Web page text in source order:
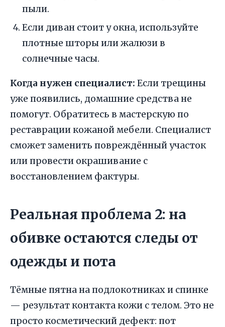
пыли.
Если диван стоит у окна, используйте
плотные шторы или жалюзи в
солнечные часы.
Когда нужен специалист: Если трещины
уже появились, домашние средства не
помогут. Обратитесь в мастерскую по
реставрации кожаной мебели. Специалист
сможет заменить повреждённый участок
или провести окрашивание с
восстановлением фактуры.
Реальная проблема 2: на
обивке остаются следы от
одежды и пота
Тёмные пятна на подлокотниках и спинке
— результат контакта кожи с телом. Это не
просто косметический дефект: пот